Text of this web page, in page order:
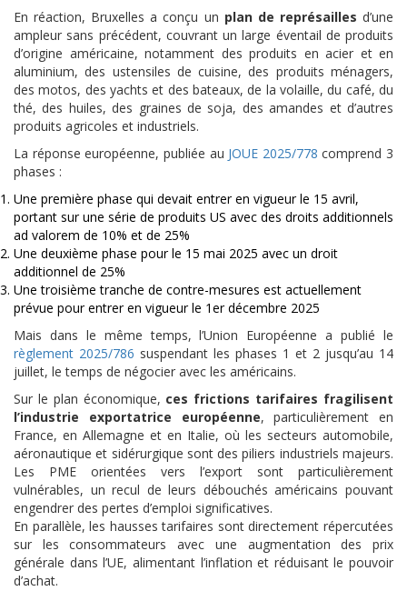
En réaction, Bruxelles a conçu un plan de représailles d’une
ampleur sans précédent, couvrant un large éventail de produits
d’origine américaine, notamment des produits en acier et en
aluminium, des ustensiles de cuisine, des produits ménagers,
des motos, des yachts et des bateaux, de la volaille, du café, du
thé, des huiles, des graines de soja, des amandes et d’autres
produits agricoles et industriels.
La réponse européenne, publiée au JOUE 2025/778 comprend 3
phases :
Une première phase qui devait entrer en vigueur le 15 avril,
portant sur une série de produits US avec des droits additionnels
ad valorem de 10% et de 25%
Une deuxième phase pour le 15 mai 2025 avec un droit
additionnel de 25%
Une troisième tranche de contre-mesures est actuellement
prévue pour entrer en vigueur le 1er décembre 2025
Mais dans le même temps, l’Union Européenne a publié le
règlement 2025/786 suspendant les phases 1 et 2 jusqu’au 14
juillet, le temps de négocier avec les américains.
Sur le plan économique, ces frictions tarifaires fragilisent
l’industrie exportatrice européenne, particulièrement en
France, en Allemagne et en Italie, où les secteurs automobile,
aéronautique et sidérurgique sont des piliers industriels majeurs.
Les PME orientées vers l’export sont particulièrement
vulnérables, un recul de leurs débouchés américains pouvant
engendrer des pertes d’emploi significatives.
En parallèle, les hausses tarifaires sont directement répercutées
sur les consommateurs avec une augmentation des prix
générale dans l’UE, alimentant l’inflation et réduisant le pouvoir
d’achat.